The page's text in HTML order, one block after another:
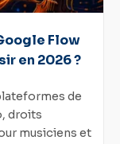
Flow
en 2026 ?
de
droits
musiciens et